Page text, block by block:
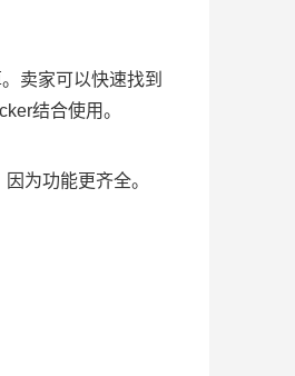
卖家可以快速找到
结合使用。
为功能更齐全。